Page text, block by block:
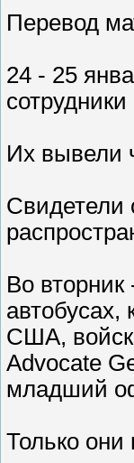
Перевод
24 - 25
Их вывели
Свидетели
Во
США,
Advocate
младший
Только они